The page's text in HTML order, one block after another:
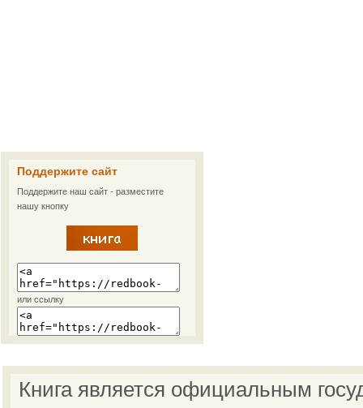
Поддержите сайт
Поддержите наш сайт - разместите
нашу кнопку
или ссылку
Книга является официальным